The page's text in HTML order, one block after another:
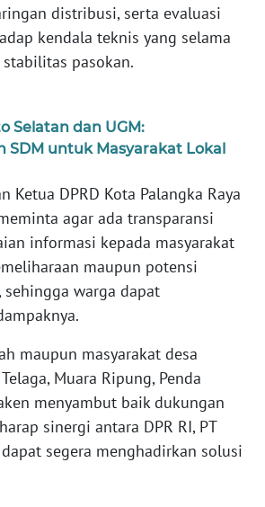
distribusi, serta evaluasi
kendala teknis yang selama
pasokan.
Selatan dan UGM:
SDM untuk Masyarakat Lokal
Ketua DPRD Kota Palangka Raya
agar ada transparansi
informasi kepada masyarakat
maupun potensi
warga dapat
maupun masyarakat desa
Muara Ripung, Penda
menyambut baik dukungan
sinergi antara DPR RI, PT
segera menghadirkan solusi